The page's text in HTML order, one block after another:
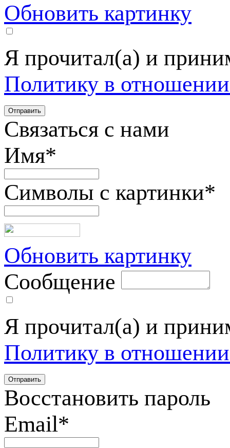
Обновить картинку
Я прочитал(а) и
Политику в
Связаться с нами
Имя*
Символы с картинки*
Обновить картинку
Сообщение
Я прочитал(а) и
Политику в
Восстановить пароль
Email*